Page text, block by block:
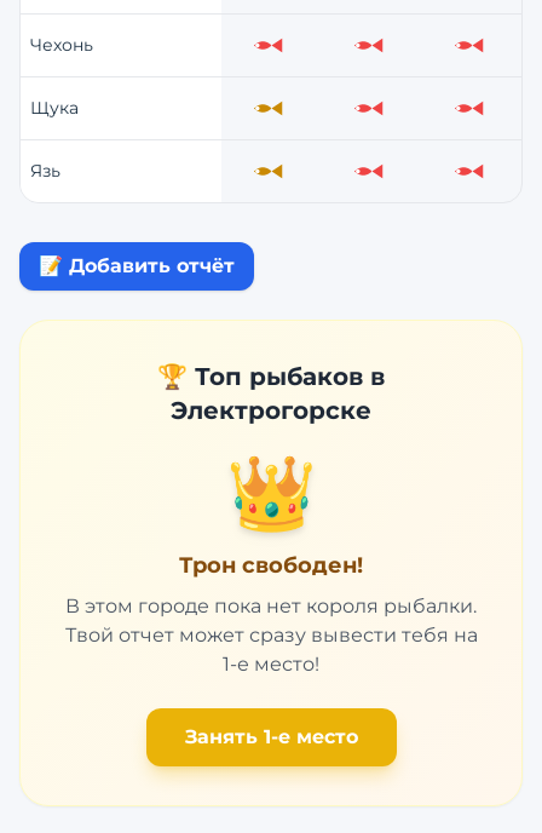
Чехонь Слабо Слабо Слабо
Щука Средне Слабо Слабо
Язь Средне Слабо Слабо
📝 Добавить отчёт
🏆 Топ рыбаков в
Электрогорске
👑
Трон свободен!
В этом городе пока нет короля рыбалки.
Твой отчет может сразу вывести тебя на
1-е место!
Занять 1-е место